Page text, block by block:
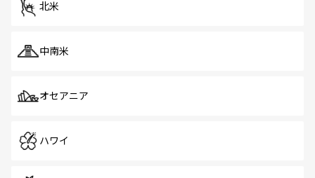
北米
中南米
オセアニア
ハワイ